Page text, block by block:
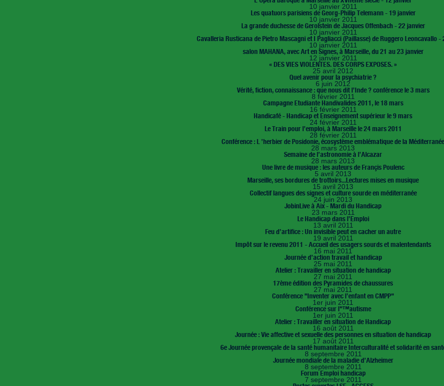
10 janvier 2011
Les quatuors parisiens de Georg-Philip Telemann - 19 janvier
10 janvier 2011
La grande duchesse de Gerolstein de Jacques Offenbach - 22 janvier
10 janvier 2011
Cavalleria Rusticana de Pietro Mascagni et I Pagliacci (Paillasse) de Ruggero Leoncavallo -
10 janvier 2011
salon MAHANA, avec Art en Signes, à Marseille, du 21 au 23 janvier
12 janvier 2011
« DES VIES VIOLENTES. DES CORPS EXPOSES. »
25 avril 2012
Quel avenir pour la psychiatrie ?
6 juin 2012
Vérité, fiction, connaissance : que nous dit l’Inde ? conférence le 3 mars
8 février 2011
Campagne Etudiante Handivalides 2011, le 18 mars
16 février 2011
Handicafé - Handicap et Enseignement supérieur le 9 mars
24 février 2011
Le Train pour l’emploi, à Marseille le 24 mars 2011
28 février 2011
Conférence : L ’herbier de Posidonie, écosystème emblématique de la Méditerranée
28 mars 2013
Semaine de l’astronomie à l’Alcazar
28 mars 2013
Une livre de musique : les auteurs de Françis Poulenc
5 avril 2013
Marseille, ses bordures de trottoirs...Lectures mises en musique
15 avril 2013
Collectif langues des signes et culture sourde en méditerranée
24 juin 2013
JobinLive à Aix - Mardi du Handicap
23 mars 2011
Le Handicap dans l’Emploi
13 avril 2011
Feu d’artifice : Un invisible peut en cacher un autre
19 avril 2011
Impôt sur le revenu 2011 - Accueil des usagers sourds et malentendants
16 mai 2011
Journée d’action travail et handicap
25 mai 2011
Atelier : Travailler en situation de handicap
27 mai 2011
17ème édition des Pyramides de chaussures
27 mai 2011
Conférence "Inventer avec l’enfant en CMPP"
1er juin 2011
Conférence sur l"™autisme
1er juin 2011
Atelier : Travailler en situation de Handicap
16 août 2011
Journée : Vie affective et sexuelle des personnes en situation de handicap
17 août 2011
6e Journée provençale de la santé humanitaire Interculturalité et solidarité en
8 septembre 2011
Journée mondiale de la maladie d’Alzheimer
8 septembre 2011
Forum Emploi handicap
7 septembre 2011